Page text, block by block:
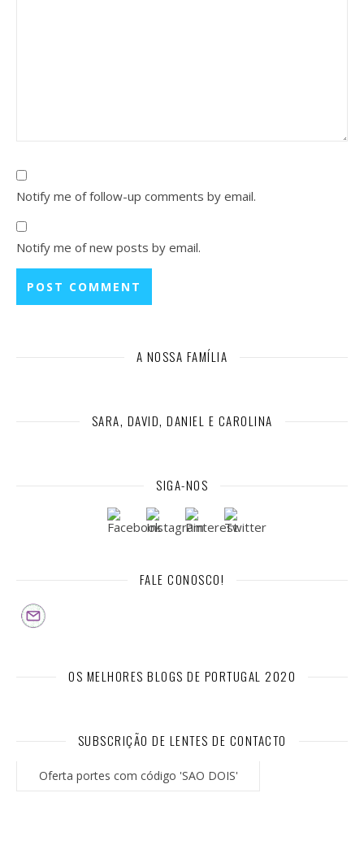
Notify me of follow-up comments by email.
Notify me of new posts by email.
A NOSSA FAMÍLIA
SARA, DAVID, DANIEL E CAROLINA
SIGA-NOS
FALE CONOSCO!
OS MELHORES BLOGS DE PORTUGAL 2020
SUBSCRIÇÃO DE LENTES DE CONTACTO
Oferta portes com código 'SAO DOIS'